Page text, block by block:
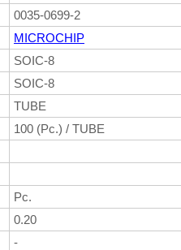
0035-0699-2
MICROCHIP
SOIC-8
SOIC-8
TUBE
100 (Pc.) / TUBE
Pc.
0.20
-